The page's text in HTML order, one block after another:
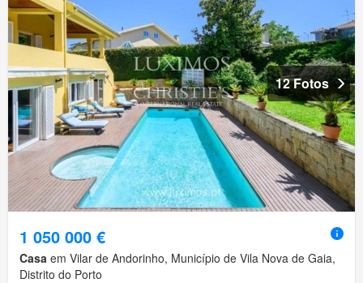
12 Fotos
1 050 000 €
Casa em Vilar de Andorinho, Município de Vila Nova de Gaia,
Distrito do Porto